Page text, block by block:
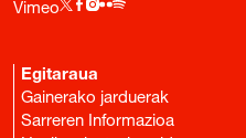
Vimeo
Egitaraua
Gainerako jarduerak
Sarreren Informazioa